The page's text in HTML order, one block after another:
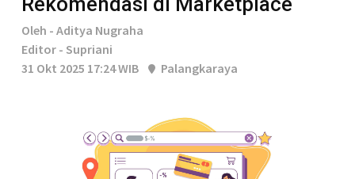
Oleh - Aditya Nugraha
Editor - Supriani
31 Okt 2025 17:24 WIB
Palangkaraya